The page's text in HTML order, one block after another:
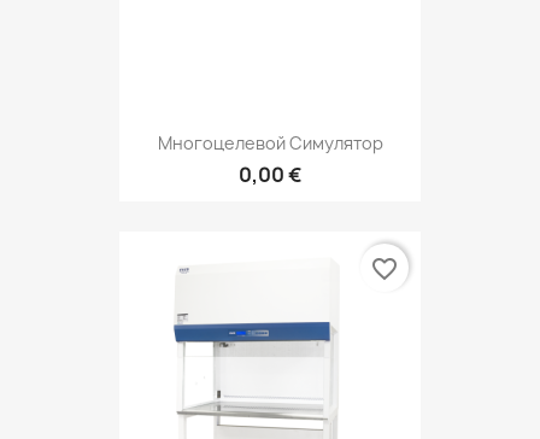
Многоцелевой Симулятор
0,00 €
favorite_border